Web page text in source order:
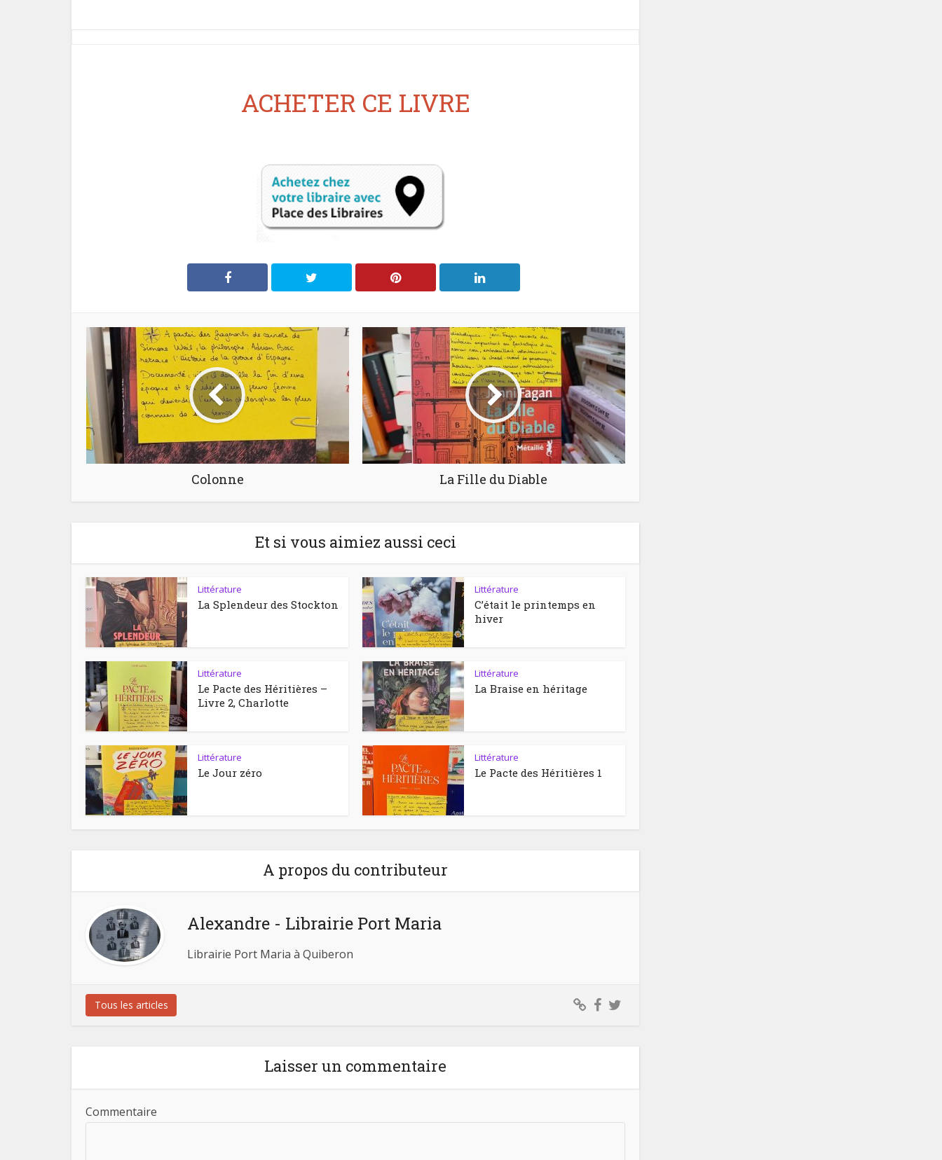
ACHETER CE LIVRE
Colonne La Fille du Diable
Et si vous aimiez aussi ceci
Littérature
La Splendeur des Stockton
Littérature
C’était le printemps en
hiver
Littérature
Le Pacte des Héritières –
Livre 2, Charlotte
Littérature
La Braise en héritage
Littérature
Le Jour zéro
Littérature
Le Pacte des Héritières 1
A propos du contributeur
Alexandre - Librairie Port Maria
Librairie Port Maria à Quiberon
Tous les articles
Laisser un commentaire
Commentaire